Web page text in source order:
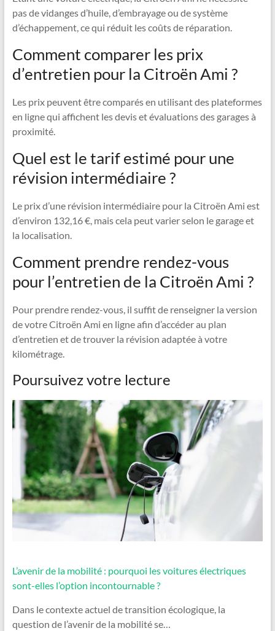
pas de vidanges d’huile, d’embrayage ou de système
d’échappement, ce qui réduit les coûts de réparation.
Comment comparer les prix
d’entretien pour la Citroën Ami ?
Les prix peuvent être comparés en utilisant des plateformes
en ligne qui affichent les devis et évaluations des garages à
proximité.
Quel est le tarif estimé pour une
révision intermédiaire ?
Le prix d’une révision intermédiaire pour la Citroën Ami est
d’environ 132,16 €, mais cela peut varier selon le garage et
la localisation.
Comment prendre rendez-vous
pour l’entretien de la Citroën Ami ?
Pour prendre rendez-vous, il suffit de renseigner la version
de votre Citroën Ami en ligne afin d’accéder au plan
d’entretien et de trouver la révision adaptée à votre
kilométrage.
Poursuivez votre lecture
L’avenir de la mobilité : pourquoi les voitures électriques
sont-elles l’option incontournable ?
Dans le contexte actuel de transition écologique, la
question de l’avenir de la mobilité se…